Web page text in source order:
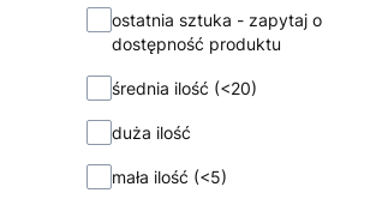
Dostępność
ostatnia sztuka - zapytaj o
dostępność produktu
średnia ilość (<20)
duża ilość
mała ilość (<5)